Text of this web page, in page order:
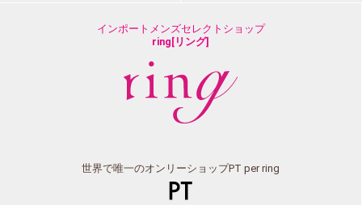
インポートメンズセレクトショップ
ring[リング]
世界で唯一のオンリーショップPT per ring